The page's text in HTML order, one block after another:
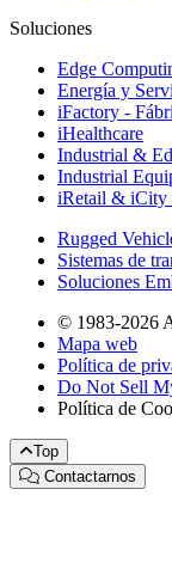
Soluciones
Edge
Energía y
iFactory -
iHealthcare
Industrial &
Industrial
iRetail & iCity
Rugged
Sistemas de
Soluciones
© 1983-2026
Mapa web
Política de
Do Not Sell
Política de
Top
Contactarnos